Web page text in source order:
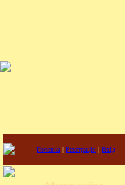
Головна | Реєстрація | Вхід